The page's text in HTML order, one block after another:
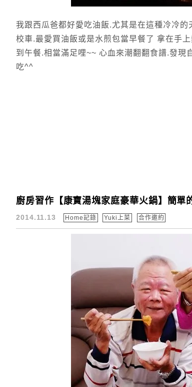
我跟西瓜爸都好愛吃油飯.尤其是在這種冷冷
校車.最愛買油飯或是水煎包當早餐了 拿在手
到午餐.相當滿足哩~~ 心血來潮翻翻食譜.發現
吃^^
廚房習作【康寶湯塊家庭豪華火鍋】簡
2014.11.13 Home記錄 Yuki上菜 合作邀約